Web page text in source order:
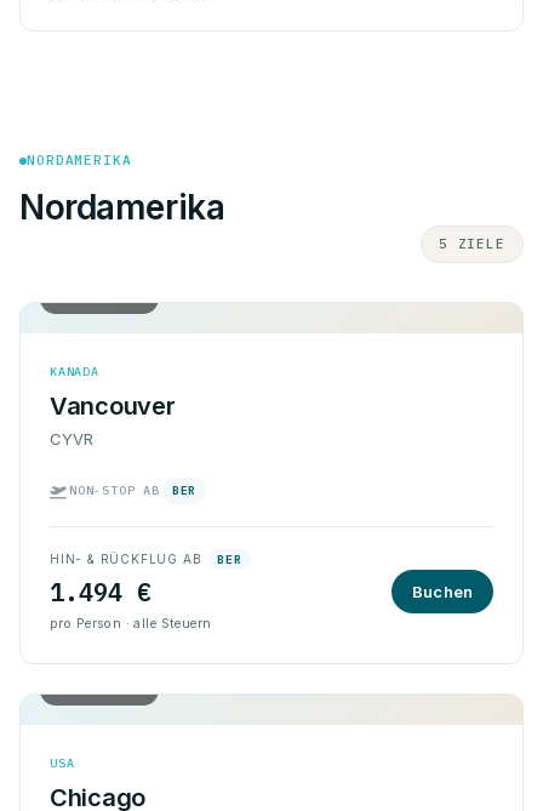
NORDAMERIKA
Nordamerika
5 ZIELE
KANADA
Vancouver
CYVR
NON-STOP AB BER
HIN- & RÜCKFLUG AB BER
1.494 €
pro Person · alle Steuern
Buchen
USA
Chicago